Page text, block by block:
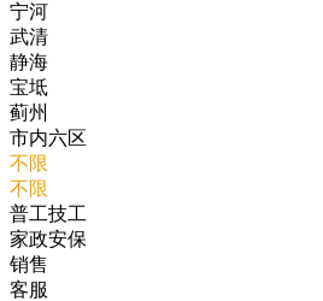
宁河
武清
静海
宝坻
蓟州
市内六区
不限
不限
普工技工
家政安保
销售
客服